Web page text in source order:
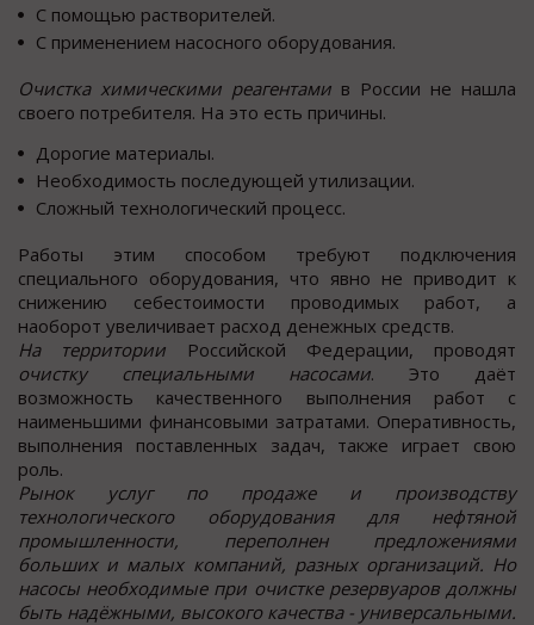
С помощью растворителей.
С применением насосного оборудования.
Очистка химическими реагентами в России не нашла
своего потребителя. На это есть причины.
Дорогие материалы.
Необходимость последующей утилизации.
Сложный технологический процесс.
Работы этим способом требуют подключения
специального оборудования, что явно не приводит к
снижению себестоимости проводимых работ, а
наоборот увеличивает расход денежных средств.
На территории Российской Федерации, проводят
очистку специальными насосами. Это даёт
возможность качественного выполнения работ с
наименьшими финансовыми затратами. Оперативность,
выполнения поставленных задач, также играет свою
роль.
Рынок услуг по продаже и производству
технологического оборудования для нефтяной
промышленности, переполнен предложениями
больших и малых компаний, разных организаций. Но
насосы необходимые при очистке резервуаров должны
быть надёжными, высокого качества - универсальными.